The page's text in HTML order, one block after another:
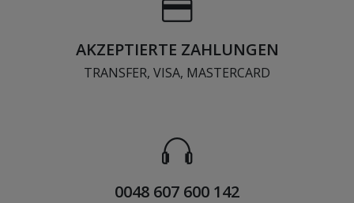
AKZEPTIERTE ZAHLUNGEN
TRANSFER, VISA, MASTERCARD
0048 607 600 142